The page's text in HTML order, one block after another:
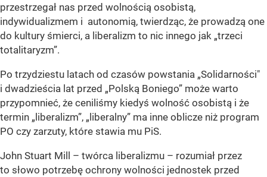
przestrzegał nas przed wolnością osobistą,
indywidualizmem i autonomią, twierdząc, że prowadzą one
do kultury śmierci, a liberalizm to nic innego jak „trzeci
totalitaryzm”.
Po trzydziestu latach od czasów powstania „Solidarności"
i dwadzieścia lat przed „Polską Boniego” może warto
przypomnieć, że ceniliśmy kiedyś wolność osobistą i że
termin „liberalizm”, „liberalny” ma inne oblicze niż program
PO czy zarzuty, które stawia mu PiS.
John Stuart Mill – twórca liberalizmu – rozumiał przez
to słowo potrzebę ochrony wolności jednostek przed